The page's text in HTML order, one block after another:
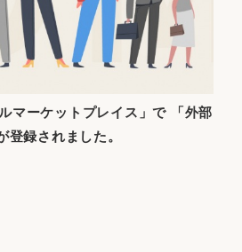
マーケットプレイス」で 「外部
登録されました。